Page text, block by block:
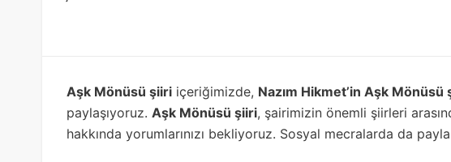
Aşk Mönüsü şiiri içeriğimizde, Nazım Hikmet’in Aşk Mönüsü
paylaşıyoruz. Aşk Mönüsü şiiri, şairimizin önemli şiirleri
hakkında yorumlarınızı bekliyoruz. Sosyal mecralarda da